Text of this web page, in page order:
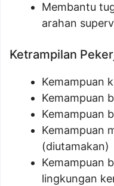
Membantu
arahan
Ketrampilan
Kemampuan
Kemampuan
Kemampuan
Kemampuan
(diutamakan)
Kemampuan
lingkungan